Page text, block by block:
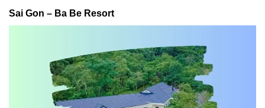
Sai Gon – Ba Be Resort